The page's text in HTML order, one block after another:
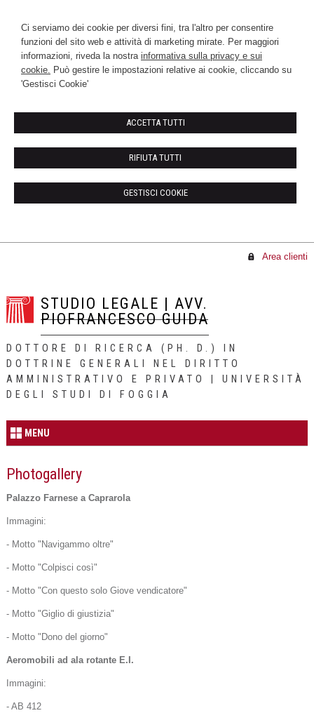
Ci serviamo dei cookie per diversi fini, tra l'altro per consentire
funzioni del sito web e attività di marketing mirate. Per maggiori
informazioni, riveda la nostra informativa sulla privacy e sui
cookie. Può gestire le impostazioni relative ai cookie, cliccando su
'Gestisci Cookie'
ACCETTA TUTTI
RIFIUTA TUTTI
GESTISCI COOKIE
Area clienti
STUDIO LEGALE | AVV.
PIOFRANCESCO GUIDA
DOTTORE DI RICERCA (PH. D.) IN
DOTTRINE GENERALI NEL DIRITTO
AMMINISTRATIVO E PRIVATO | UNIVERSITÀ
DEGLI STUDI DI FOGGIA
MENU
Photogallery
Palazzo Farnese a Caprarola
Immagini:
- Motto "Navigammo oltre"
- Motto "Colpisci così"
- Motto "Con questo solo Giove vendicatore"
- Motto "Giglio di giustizia"
- Motto "Dono del giorno"
Aeromobili ad ala rotante E.I.
Immagini:
- AB 412